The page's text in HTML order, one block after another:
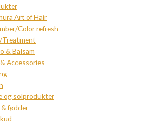
Art of Hair
Color refresh
Treatment
& Balsam
Accessories
og solprodukter
fødder